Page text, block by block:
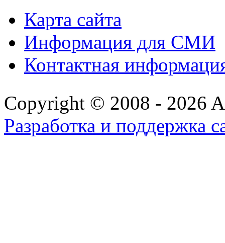
Карта сайта
Информация для СМИ
Контактная
Copyright © 2008 - 2026
Разработка и поддержка